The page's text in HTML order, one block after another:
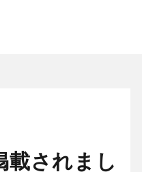
載されまし